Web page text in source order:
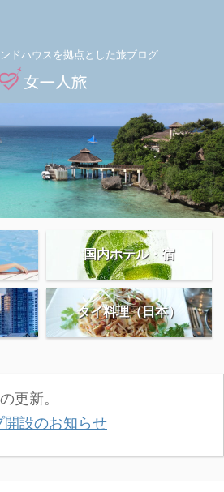
ドハウスを拠点とした旅ブログ
国内ホテル・宿
タイ料理（日本）
更新。
開設のお知らせ